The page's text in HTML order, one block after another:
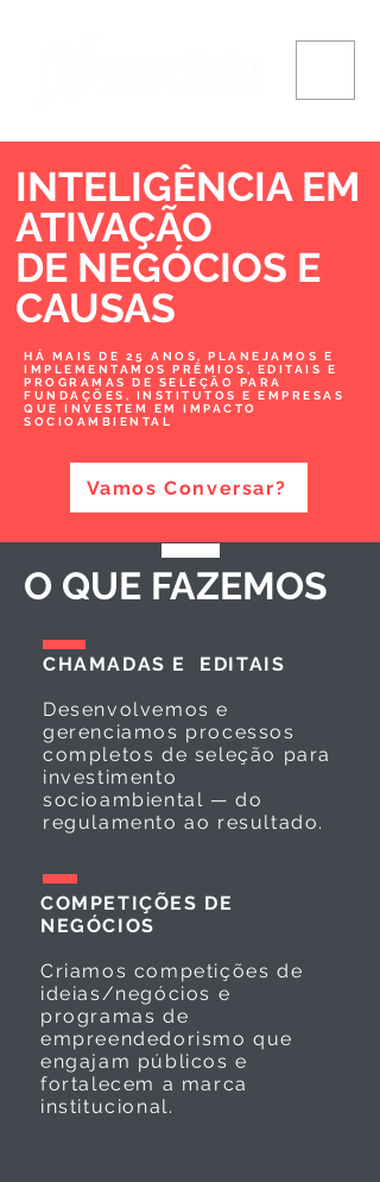
INTELIGÊNCIA EM
ATIVAÇÃO
DE NEGÓCIOS E
CAUSAS
HÁ MAIS DE 25 ANOS, PLANEJAMOS E
IMPLEMENTAMOS PRÊMIOS, EDITAIS E
PROGRAMAS DE SELEÇÃO PARA
FUNDAÇÕES, INSTITUTOS E EMPRESAS
QUE INVESTEM EM IMPACTO
SOCIOAMBIENTAL
Vamos Conversar?
O QUE FAZEMOS
CHAMADAS E EDITAIS
Desenvolvemos e
gerenciamos processos
completos de seleção para
investimento
socioambiental — do
regulamento ao resultado.
COMPETIÇÕES DE
NEGÓCIOS
Criamos competições de
ideias/negócios e
programas de
empreendedorismo que
engajam públicos e
fortalecem a marca
institucional.